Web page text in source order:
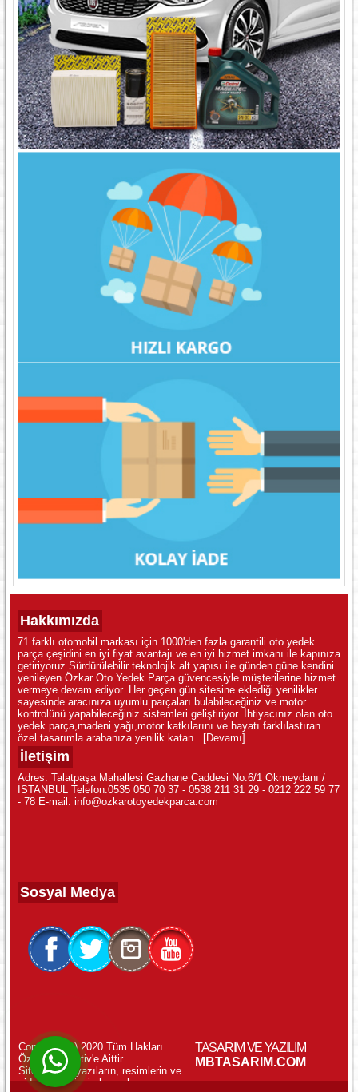
WhatsApp ile Online Destek!
Hakkımızda
71 farklı otomobil markası için 1000'den fazla garantili oto yedek
parça çeşidini en iyi fiyat avantajı ve en iyi hizmet imkanı ile kapınıza
getiriyoruz.Sürdürülebilir teknolojik alt yapısı ile günden güne kendini
yenileyen Özkar Oto Yedek Parça güvencesiyle müşterilerine hizmet
vermeye devam ediyor. Her geçen gün sitesine eklediği yenilikler
sayesinde aracınıza uyumlu parçaları bulabileceğiniz ve motor
kontrolünü yapabileceğiniz sistemleri geliştiriyor. İhtiyacınız olan oto
yedek parça,madeni yağı,motor katkılarını ve hayatı farklılastıran
özel tasarımla arabanıza yenilik katan... [Devamı]
İletişim
Adres: Talatpaşa Mahallesi Gazhane Caddesi No:6/1 Okmeydanı /
İSTANBUL Telefon:0535 050 70 37 - 0538 211 31 29 - 0212 222 59 77
- 78 E-mail: info@ozkarotoyedekparca.com
Sosyal Medya
Copyright (c) 2020 Tüm Hakları
Özkar Otomotiv'e Aittir.
Sitemizdeki yazıların, resimlerin ve
videoların izinsiz kopyalanması
TASARIM VE YAZILIM
MBTASARIM.COM